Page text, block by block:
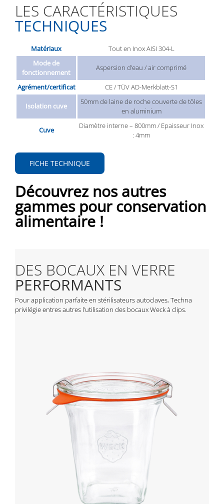
LES CARACTÉRISTIQUES
TECHNIQUES
Matériaux
Tout en Inox AISI 304-L
Mode de
fonctionnement
Aspersion d’eau / air comprimé
Agrément/certificat CE / TÜV AD-Merkblatt-S1
Isolation cuve
50mm de laine de roche couverte de tôles
en aluminium
Cuve
Diamètre interne – 800mm / Epaisseur Inox
: 4mm
FICHE TECHNIQUE
Découvrez nos autres
gammes pour conservation
alimentaire !
DES BOCAUX EN VERRE
PERFORMANTS
Pour application parfaite en stérilisateurs autoclaves, Techna
privilégie entres autres l’utilisation des bocaux Weck à clips.